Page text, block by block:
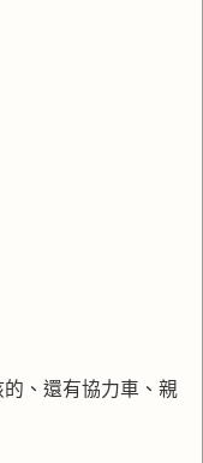
、還有協力車、親